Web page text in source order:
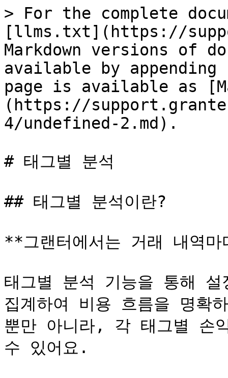
> For the complete
[llms.txt](https://
Markdown versions of
available by
page is available as
(https://
4/undefined-2.md).
# 태그별 분석
## 태그별 분석이란?
**그랜터에서는 거래 내역
태그별 분석 기능을 통해
집계하여 비용 흐름을 명확
뿐만 아니라, 각 태그별 손
수 있어요.